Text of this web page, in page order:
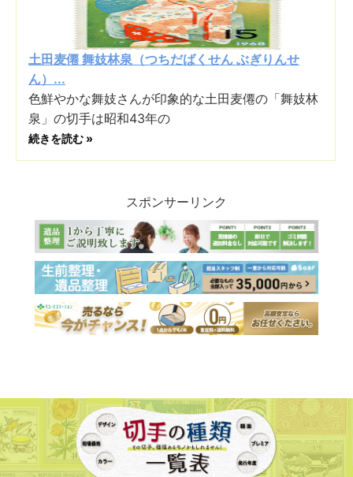
土田麦僊 舞妓林泉（つちだばくせん ぶぎりんせ
ん）...
色鮮やかな舞妓さんが印象的な土田麦僊の「舞妓林
泉」の切手は昭和43年の
続きを読む »
スポンサーリンク